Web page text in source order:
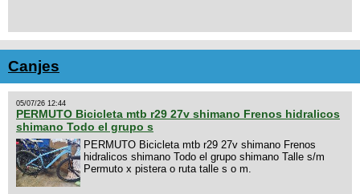
Canjes
05/07/26 12:44
PERMUTO Bicicleta mtb r29 27v shimano Frenos hidralicos
shimano Todo el grupo s
PERMUTO Bicicleta mtb r29 27v shimano Frenos
hidralicos shimano Todo el grupo shimano Talle s/m
Permuto x pistera o ruta talle s o m.